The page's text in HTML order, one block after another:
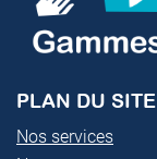
PLAN DU SITE
Nos services